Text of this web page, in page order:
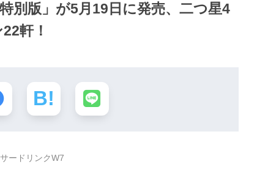
別版」が5月19日に発売、二つ星4
軒！
ードリンクW7